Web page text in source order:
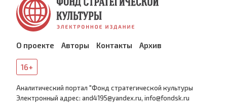
О проекте Авторы Контакты Архив
16+
Аналитический портал "Фонд стратегической культуры
Электронный адрес: and4195@yandex.ru, info@fondsk.ru